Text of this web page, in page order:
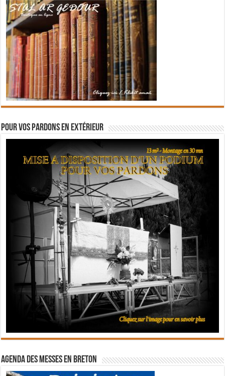
Pour vos pardons en extérieur
Agenda des messes en breton